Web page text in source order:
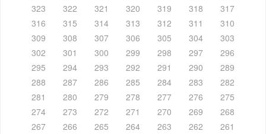
323
322 321 320 319 318
317
316
315 314 313 312 311
310
309
308 307 306 305 304
303
302
301 300 299 298 297
296
295
294 293 292 291 290
289
288
287 286 285 284 283
282
281
280 279 278 277 276
275
274
273 272 271 270 269
268
267
266 265 264 263 262
261